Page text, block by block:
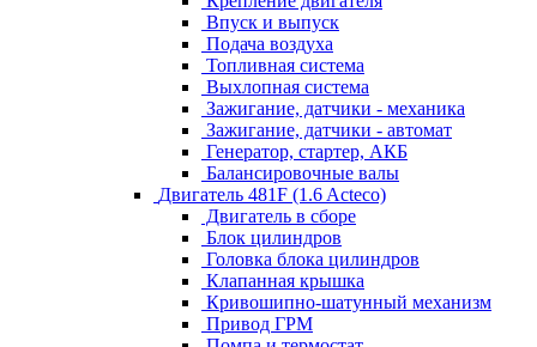
Впуск и выпуск
Подача воздуха
Топливная система
Выхлопная система
Зажигание, датчики - механика
Зажигание, датчики - автомат
Генератор, стартер, АКБ
Балансировочные валы
Двигатель 481F (1.6 Acteco)
Двигатель в сборе
Блок цилиндров
Головка блока цилиндров
Клапанная крышка
Кривошипно-шатунный механизм
Привод ГРМ